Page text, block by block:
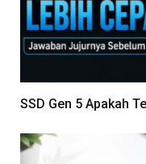
SSD Gen 5 Apakah